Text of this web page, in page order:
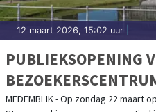
12 maart 2026, 15:02 uur
PUBLIEKSOPENING
MEDEMBLIK - Op zondag 22 maart